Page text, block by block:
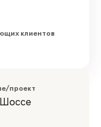
клиентов
проект